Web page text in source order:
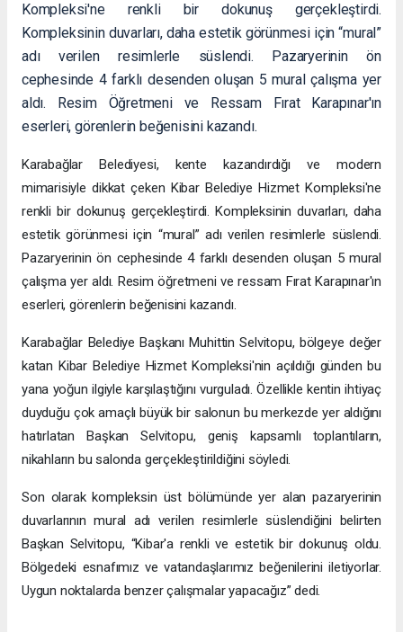
Kompleksi'ne renkli bir dokunuş gerçekleştirdi.
Kompleksinin duvarları, daha estetik görünmesi için “mural”
adı verilen resimlerle süslendi. Pazaryerinin ön
cephesinde 4 farklı desenden oluşan 5 mural çalışma yer
aldı. Resim Öğretmeni ve Ressam Fırat Karapınar'ın
eserleri, görenlerin beğenisini kazandı.
Karabağlar Belediyesi, kente kazandırdığı ve modern
mimarisiyle dikkat çeken Kibar Belediye Hizmet Kompleksi'ne
renkli bir dokunuş gerçekleştirdi. Kompleksinin duvarları, daha
estetik görünmesi için “mural” adı verilen resimlerle süslendi.
Pazaryerinin ön cephesinde 4 farklı desenden oluşan 5 mural
çalışma yer aldı. Resim öğretmeni ve ressam Fırat Karapınar'ın
eserleri, görenlerin beğenisini kazandı.
Karabağlar Belediye Başkanı Muhittin Selvitopu, bölgeye değer
katan Kibar Belediye Hizmet Kompleksi'nin açıldığı günden bu
yana yoğun ilgiyle karşılaştığını vurguladı. Özellikle kentin ihtiyaç
duyduğu çok amaçlı büyük bir salonun bu merkezde yer aldığını
hatırlatan Başkan Selvitopu, geniş kapsamlı toplantıların,
nikahların bu salonda gerçekleştirildiğini söyledi.
Son olarak kompleksin üst bölümünde yer alan pazaryerinin
duvarlarının mural adı verilen resimlerle süslendiğini belirten
Başkan Selvitopu, “Kibar'a renkli ve estetik bir dokunuş oldu.
Bölgedeki esnafımız ve vatandaşlarımız beğenilerini iletiyorlar.
Uygun noktalarda benzer çalışmalar yapacağız” dedi.